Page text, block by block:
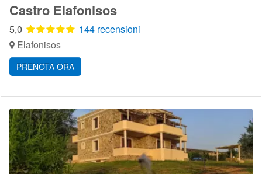
Castro Elafonisos
5,0
144 recensioni
Elafonisos
PRENOTA ORA